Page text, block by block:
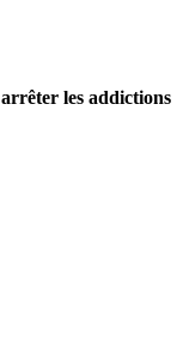
les addictions